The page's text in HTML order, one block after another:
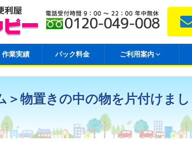
作業実績 パック料金 ご利用案内
＞物置きの中の物を片付けまし